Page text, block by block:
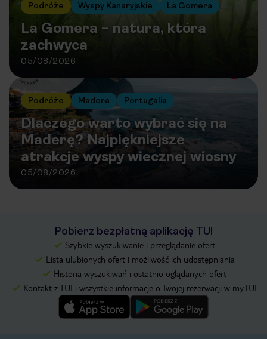
Podróże Wyspy Kanaryjskie La Gomera
La Gomera – natura, która
zachwyca
05/08/2026
Podróże Madera Portugalia
Dlaczego warto wybrać się na
Maderę? Najpiękniejsze
atrakcje wyspy wiecznej wiosny
05/08/2026
Pobierz bezpłatną aplikację TUI
Szybkie wyszukiwanie i przeglądanie ofert
Lista ulubionych ofert i możliwość ich udostępniania
Historia wyszukiwań i ostatnio oglądanych ofert
Kontakt z TUI i wszystkie informacje o Twojej rezerwacji w myTUI